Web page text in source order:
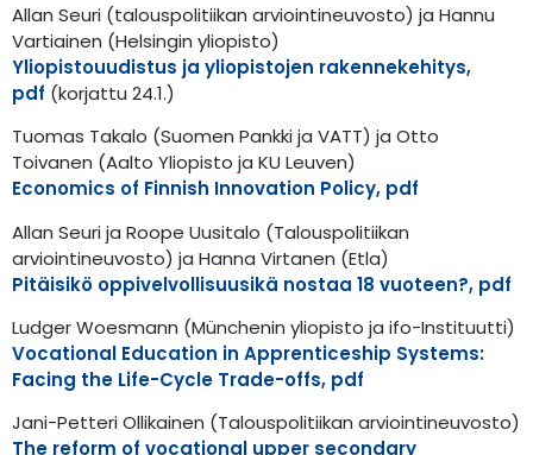
Allan Seuri (talouspolitiikan arviointineuvosto) ja Hannu
Vartiainen (Helsingin yliopisto)
Yliopistouudistus ja yliopistojen rakennekehitys,
pdf (korjattu 24.1.)
Tuomas Takalo (Suomen Pankki ja VATT) ja Otto
Toivanen (Aalto Yliopisto ja KU Leuven)
Economics of Finnish Innovation Policy, pdf
Allan Seuri ja Roope Uusitalo (Talouspolitiikan
arviointineuvosto) ja Hanna Virtanen (Etla)
Pitäisikö oppivelvollisuusikä nostaa 18 vuoteen?, pdf
Ludger Woesmann (Münchenin yliopisto ja ifo-Instituutti)
Vocational Education in Apprenticeship Systems:
Facing the Life-Cycle Trade-offs, pdf
Jani-Petteri Ollikainen (Talouspolitiikan arviointineuvosto)
The reform of vocational upper secondary